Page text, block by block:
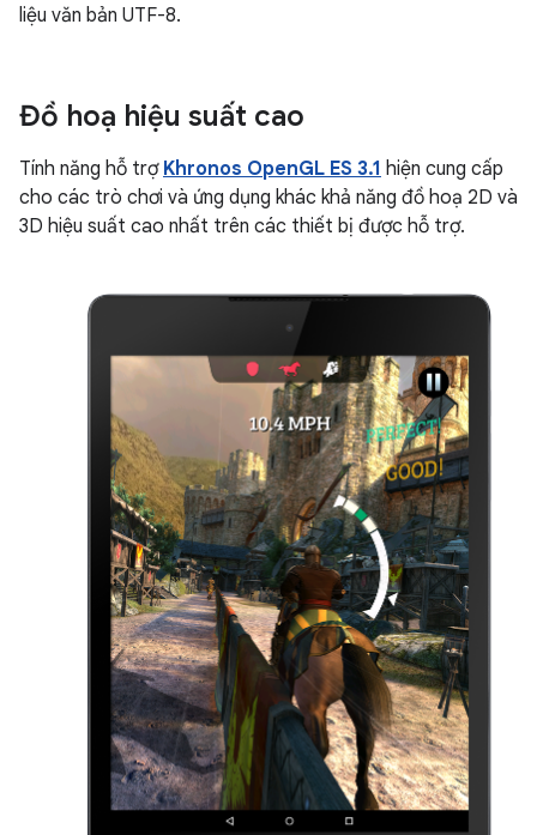
liệu văn bản UTF-8.
Đồ hoạ hiệu suất cao
Tính năng hỗ trợ Khronos OpenGL ES 3.1 hiện cung cấp
cho các trò chơi và ứng dụng khác khả năng đồ hoạ 2D và
3D hiệu suất cao nhất trên các thiết bị được hỗ trợ.